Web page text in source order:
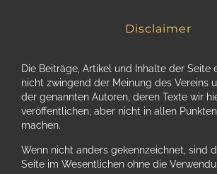
Disclaimer
Die Beiträge, Artikel und Inhalte der Seite
nicht zwingend der Meinung des Vereins
der genannten Autoren, deren Texte wir
veröffentlichen, aber nicht in allen
machen.
Wenn nicht anders gekennzeichnet, sind
Seite im Wesentlichen ohne die